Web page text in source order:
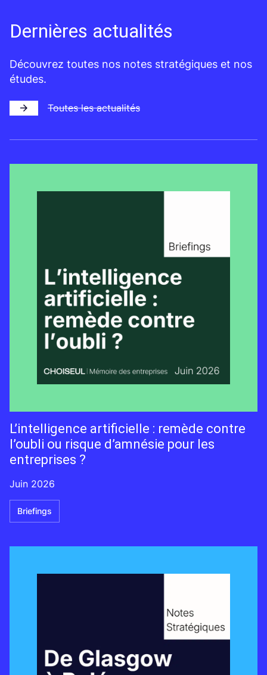
Dernières actualités
Découvrez toutes nos notes stratégiques et nos
études.
Toutes les actualités
L’intelligence artificielle : remède contre
l’oubli ou risque d’amnésie pour les
entreprises ?
Juin 2026
Briefings